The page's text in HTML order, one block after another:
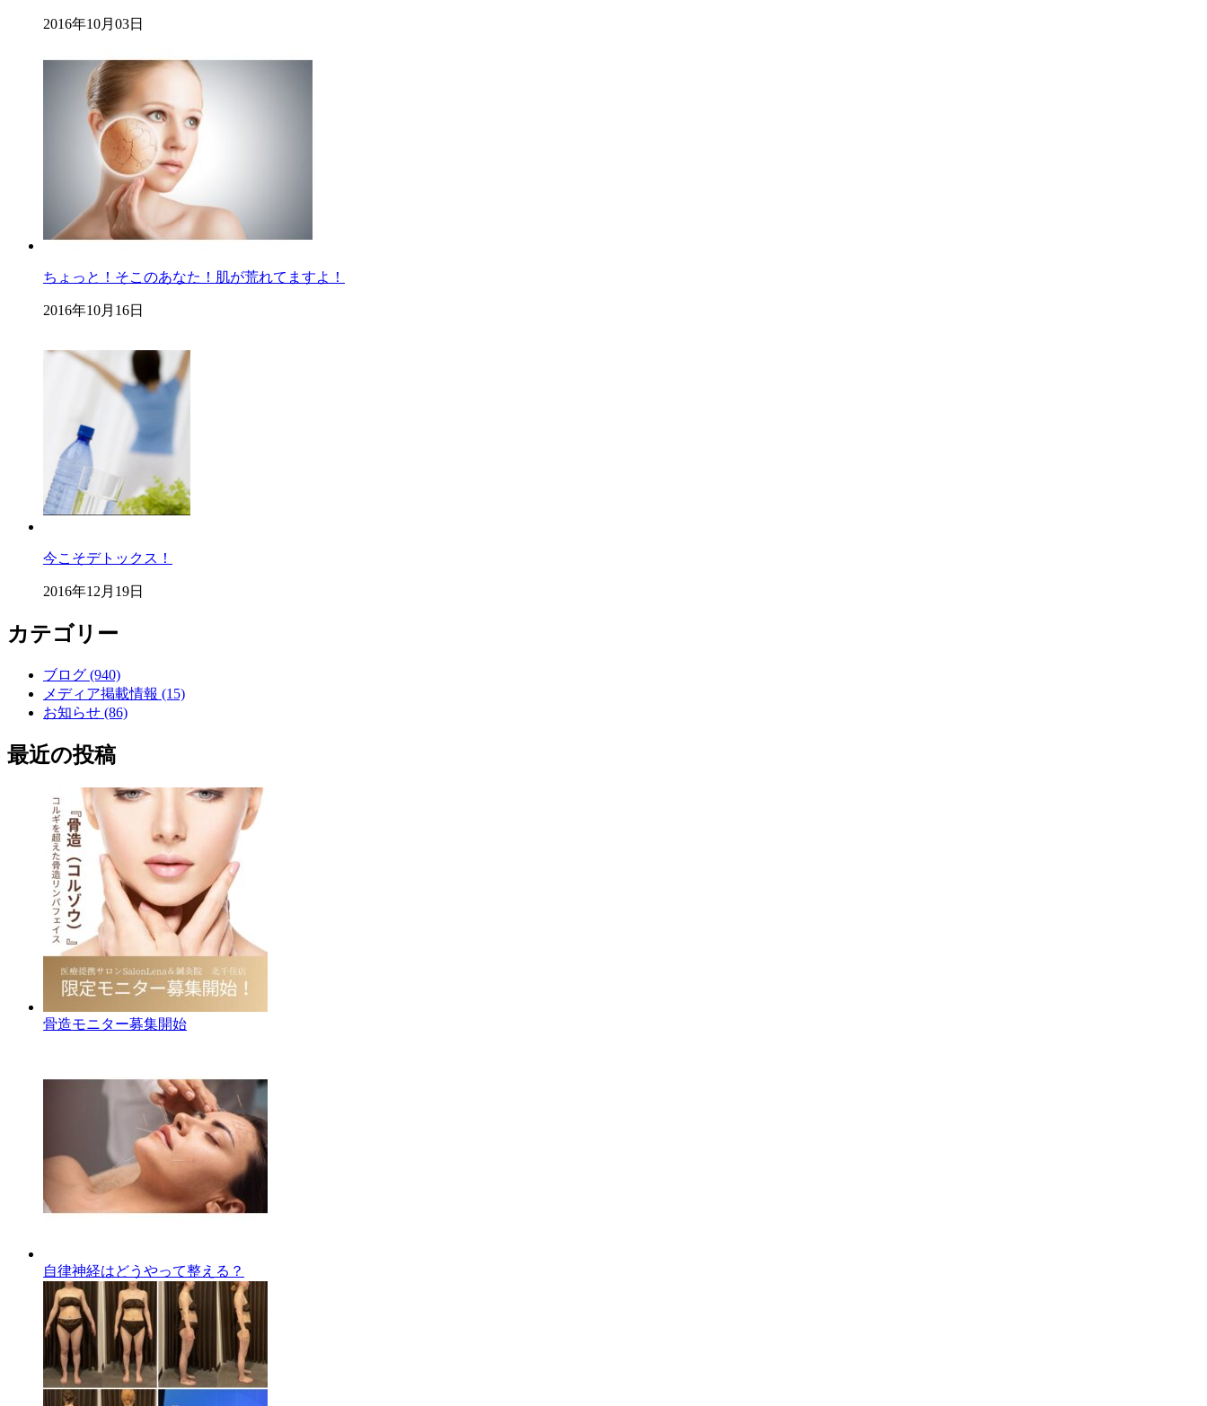
2016年10月03日
ちょっと！そこのあなた！肌が荒れてますよ！
2016年10月16日
今こそデトックス！
2016年12月19日
カテゴリー
ブログ (940)
メディア掲載情報 (15)
お知らせ (86)
最近の投稿
骨造モニター募集開始
自律神経はどうやって整える？